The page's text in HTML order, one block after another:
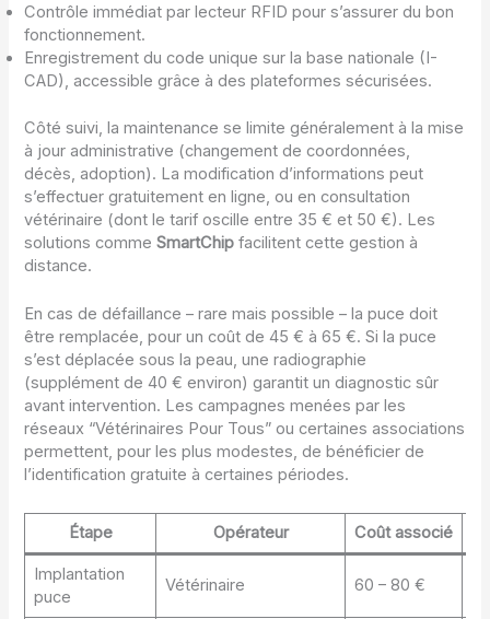
Contrôle immédiat par lecteur RFID pour s’assurer du bon
fonctionnement.
Enregistrement du code unique sur la base nationale (I-
CAD), accessible grâce à des plateformes sécurisées.
Côté suivi, la maintenance se limite généralement à la mise
à jour administrative (changement de coordonnées,
décès, adoption). La modification d’informations peut
s’effectuer gratuitement en ligne, ou en consultation
vétérinaire (dont le tarif oscille entre 35 € et 50 €). Les
solutions commeSmartChip facilitent cette gestion à
distance.
En cas de défaillance – rare mais possible – la puce doit
être remplacée, pour un coût de 45 € à 65 €. Si la puce
s’est déplacée sous la peau, une radiographie
(supplément de 40 € environ) garantit un diagnostic sûr
avant intervention. Les campagnes menées par les
réseaux “Vétérinaires Pour Tous” ou certaines associations
permettent, pour les plus modestes, de bénéficier de
l’identification gratuite à certaines périodes.
Étape Opérateur Coût associé
Implantation
puce
Vétérinaire 60 – 80 €